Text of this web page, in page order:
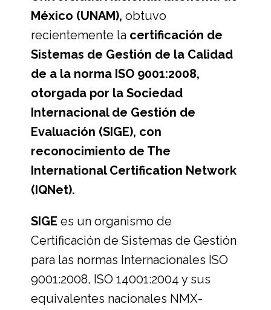
México (UNAM), obtuvo
recientemente la certificación de
Sistemas de Gestión de la Calidad
de a la norma ISO 9001:2008,
otorgada por la Sociedad
Internacional de Gestión de
Evaluación (SIGE), con
reconocimiento de The
International Certification Network
(IQNet).
SIGE es un organismo de
Certificación de Sistemas de Gestión
para las normas Internacionales ISO
9001:2008, ISO 14001:2004 y sus
equivalentes nacionales NMX-